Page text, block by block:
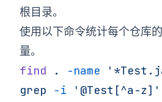
根目录。
使用以下命令统计每个仓库
量。
find . -name
grep -i '@Test[^a-z]'